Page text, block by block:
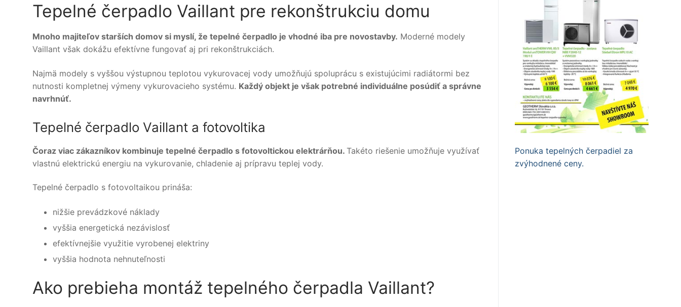
Tepelné čerpadlo Vaillant pre rekonštrukciu domu
Mnoho majiteľov starších domov si myslí, že tepelné čerpadlo je vhodné iba pre novostavby. Moderné modely
Vaillant však dokážu efektívne fungovať aj pri rekonštrukciách.
Najmä modely s vyššou výstupnou teplotou vykurovacej vody umožňujú spoluprácu s existujúcimi radiátormi bez
nutnosti kompletnej výmeny vykurovacieho systému. Každý objekt je však potrebné individuálne posúdiť a správne
navrhnúť.
Tepelné čerpadlo Vaillant a fotovoltika
Čoraz viac zákazníkov kombinuje tepelné čerpadlo s fotovoltickou elektrárňou. Takéto riešenie umožňuje využívať
vlastnú elektrickú energiu na vykurovanie, chladenie aj prípravu teplej vody.
Tepelné čerpadlo s fotovoltaikou prináša:
nižšie prevádzkové náklady
vyššia energetická nezávislosť
efektívnejšie využitie vyrobenej elektriny
vyššia hodnota nehnuteľnosti
Ako prebieha montáž tepelného čerpadla Vaillant?
Ponuka tepelných čerpadiel za
zvýhodnené ceny.